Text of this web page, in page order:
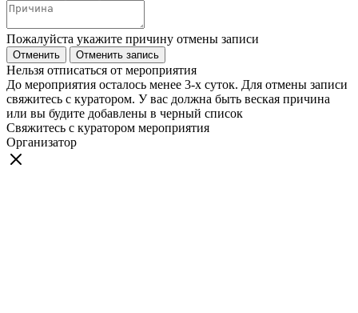
Пожалуйста укажите причину отмены записи
Отменить Отменить запись
Нельзя отписаться от мероприятия
До мероприятия осталось менее 3-х суток. Для отмены записи
свяжитесь с куратором. У вас должна быть веская причина
или вы будите добавлены в черный список
Свяжитесь с куратором мероприятия
Организатор